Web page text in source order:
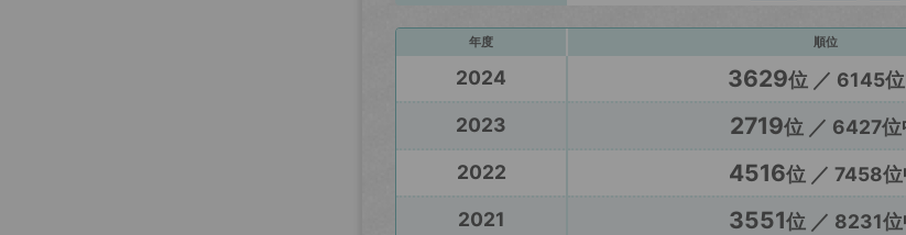
年度 順位
2024 3629位 ／ 6145
2023
2719位 ／ 6427位
2022
4516位 ／ 7458位
2021
3551位 ／ 8231位